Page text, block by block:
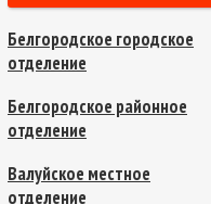
Белгородское городское
отделение
Белгородское районное
отделение
Валуйское местное
отделение